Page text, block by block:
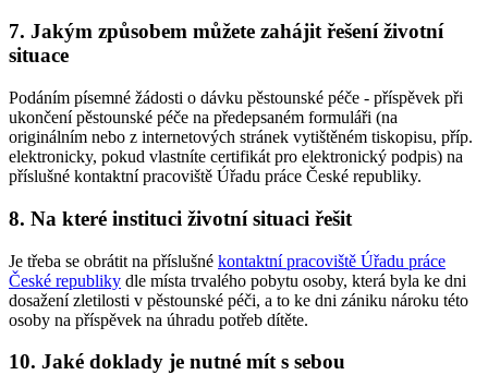
7. Jakým způsobem můžete zahájit řešení životní
situace
Podáním písemné žádosti o dávku pěstounské péče - příspěvek při
ukončení pěstounské péče na předepsaném formuláři (na
originálním nebo z internetových stránek vytištěném tiskopisu, příp.
elektronicky, pokud vlastníte certifikát pro elektronický podpis) na
příslušné kontaktní pracoviště Úřadu práce České republiky.
8. Na které instituci životní situaci řešit
Je třeba se obrátit na příslušné kontaktní pracoviště Úřadu práce
České republiky dle místa trvalého pobytu osoby, která byla ke dni
dosažení zletilosti v pěstounské péči, a to ke dni zániku nároku této
osoby na příspěvek na úhradu potřeb dítěte.
10. Jaké doklady je nutné mít s sebou